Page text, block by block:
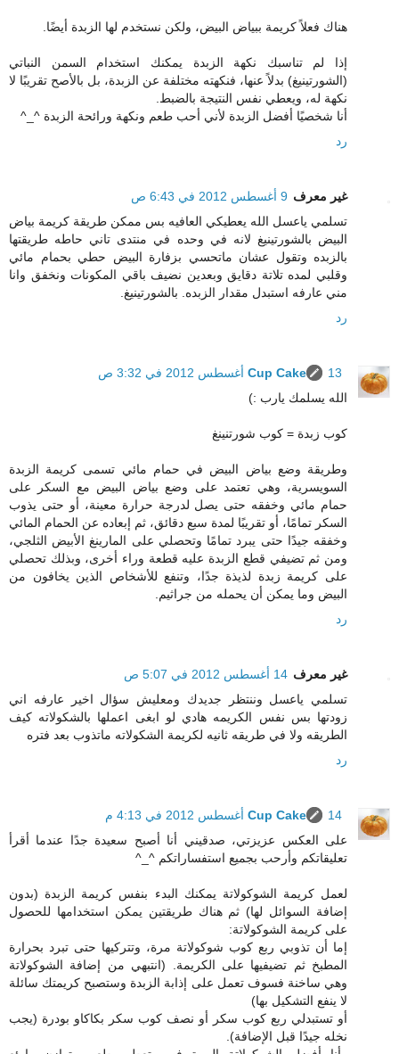
هناك فعلاً كريمة ببياض البيض، ولكن نستخدم لها الزبدة أيضًا.
إذا لم تناسبك نكهة الزبدة يمكنك استخدام السمن النباتي
(الشورتينيغ) بدلاً عنها، فنكهته مختلفة عن الزبدة، بل بالأصح تقريبًا لا
نكهة له، ويعطي نفس النتيجة بالضبط.
أنا شخصيًا أفضل الزبدة لأني أحب طعم ونكهة ورائحة الزبدة ^_^
رد
غير معرف 9 أغسطس 2012 في 6:43 ص
تسلمي ياعسل الله يعطيكي العافيه بس ممكن طريقة كريمة بياض
البيض بالشورتينيغ لانه في وحده في منتدى تاني حاطه طريقتها
بالزبده وتقول عشان ماتحسي بزفارة البيض حطي بحمام مائي
وقلبي لمده تلاتة دقايق وبعدين نضيف باقي المكونات ونخفق وانا
مني عارفه استبدل مقدار الزبده. بالشورتينيغ.
رد
Cup Cake
13 أغسطس 2012 في 3:32 ص
الله يسلمك يارب :)
كوب زبدة = كوب شورتنينغ
وطريقة وضع بياض البيض في حمام مائي تسمى كريمة الزبدة
السويسرية، وهي تعتمد على وضع بياض البيض مع السكر على
حمام مائي وخفقه حتى يصل لدرجة حرارة معينة، أو حتى يذوب
السكر تمامًا، أو تقريبًا لمدة سبع دقائق، ثم إبعاده عن الحمام المائي
وخفقه جيدًا حتى يبرد تمامًا وتحصلي على المارينغ الأبيض الثلجي،
ومن ثم تضيفي قطع الزبدة عليه قطعة وراء أخرى، وبذلك تحصلي
على كريمة زبدة لذيذة جدًا، وتنفع للأشخاص الذين يخافون من
البيض وما يمكن أن يحمله من جراثيم.
رد
غير معرف 14 أغسطس 2012 في 5:07 ص
تسلمي ياعسل وننتظر جديدك ومعليش سؤال اخير عارفه اني
زودتها بس نفس الكريمه هادي لو ابغى اعملها بالشكولاته كيف
الطريقه ولا في طريقه ثانيه لكريمة الشكولاته ماتذوب بعد فتره
رد
Cup Cake
14 أغسطس 2012 في 4:13 م
على العكس عزيزتي، صدقيني أنا أصبح سعيدة جدًا عندما أقرأ
تعليقاتكم وأرحب بجميع استفساراتكم ^_^
لعمل كريمة الشوكولاتة يمكنك البدء بنفس كريمة الزبدة (بدون
إضافة السوائل لها) ثم هناك طريقتين يمكن استخدامها للحصول
على كريمة الشوكولاتة:
إما أن تذوبي ربع كوب شوكولاتة مرة، وتتركيها حتى تبرد بحرارة
المطبخ ثم تضيفيها على الكريمة. (انتبهي من إضافة الشوكولاتة
وهي ساخنة فسوف تعمل على إذابة الزبدة وستصبح كريمتك سائلة
لا ينفع التشكيل بها)
أو تستبدلي ربع كوب سكر أو نصف كوب سكر بكاكاو بودرة (يجب
نخله جيدًا قبل الإضافة).